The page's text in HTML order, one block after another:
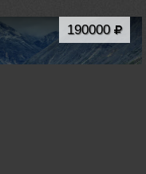
190000